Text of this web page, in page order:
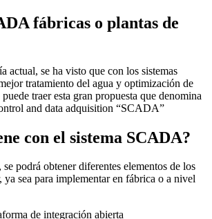
fábricas o plantas de
actual, se ha visto que con los sistemas
tratamiento del agua y optimización de
traer esta gran propuesta que denomina
and data adquisition “SCADA”
con el sistema SCADA?
se podrá obtener diferentes elementos de los
ya sea para implementar en fábrica o a nivel
de integración abierta